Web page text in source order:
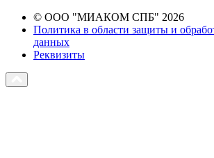
© ООО "МИАКОМ СПБ" 2026
Политика в области защиты и
данных
Реквизиты